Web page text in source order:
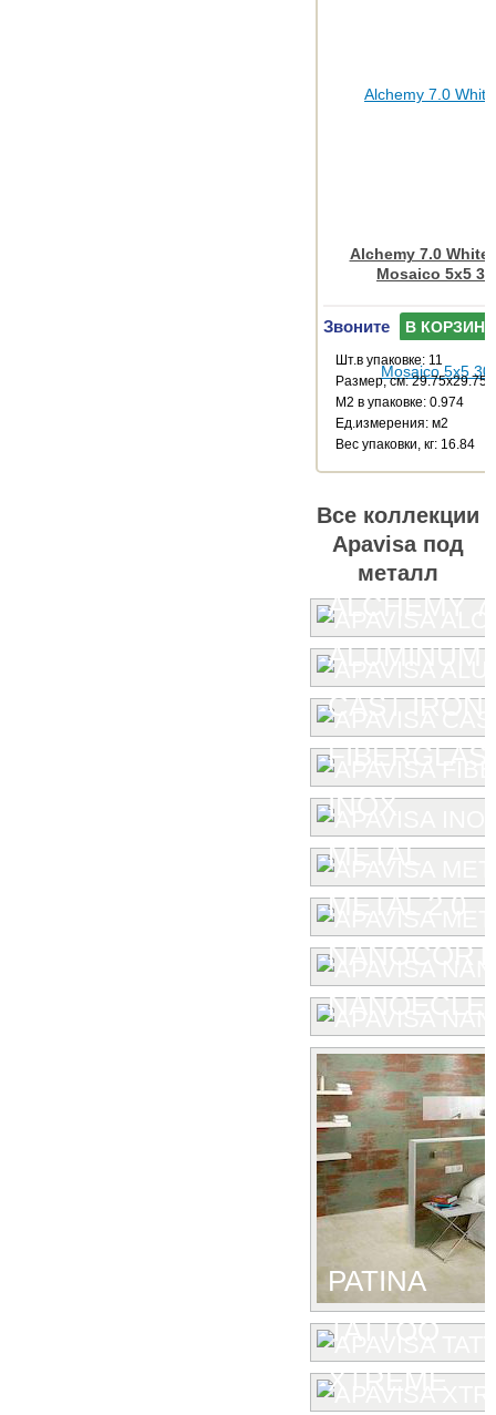
Alchemy 7.0 White
Mosaico 5x5
Звоните В КОРЗИНУ
Шт.в упаковке: 11
Размер, см: 29.75x29.75
М2 в упаковке: 0.974
Ед.измерения: м2
Веc упаковки, кг: 16.84
Все коллекции
Apavisa под
металл
ALCHEMY
ALUMINUM
CAST IRON
INOX
METAL
METAL 2.0
PATINA
TATTOO
XTREME